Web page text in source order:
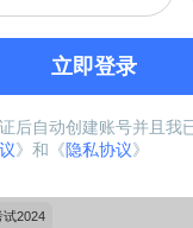
社工考试，给考
6月15-16日进行，距离正
阶段，小希给各位考生
试2024
立即登录
后自动创建账号并且我
》和《隐私协议》